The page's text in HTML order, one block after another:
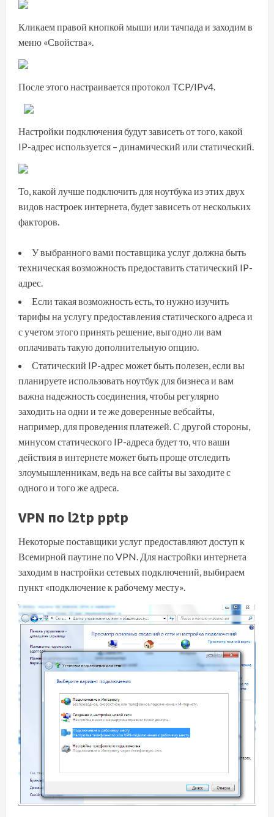
Кликаем правой кнопкой мыши или тачпада и заходим в
меню «Свойства».
После этого настраивается протокол TCP/IPv4.
Настройки подключения будут зависеть от того, какой
IP-адрес используется – динамический или статический.
То, какой лучше подключить для ноутбука из этих двух
видов настроек интернета, будет зависеть от нескольких
факторов.
У выбранного вами поставщика услуг должна быть
техническая возможность предоставить статический IP-
адрес.
Если такая возможность есть, то нужно изучить
тарифы на услугу предоставления статического адреса и
с учетом этого принять решение, выгодно ли вам
оплачивать такую дополнительную опцию.
Статический IP-адрес может быть полезен, если вы
планируете использовать ноутбук для бизнеса и вам
важна надежность соединения, чтобы регулярно
заходить на одни и те же доверенные вебсайты,
например, для проведения платежей. С другой стороны,
минусом статического IP-адреса будет то, что ваши
действия в интернете может быть проще отследить
злоумышленникам, ведь на все сайты вы заходите с
одного и того же адреса.
VPN по l2tp pptp
Некоторые поставщики услуг предоставляют доступ к
Всемирной паутине по VPN. Для настройки интернета
заходим в настройки сетевых подключений, выбираем
пункт «подключение к рабочему месту».